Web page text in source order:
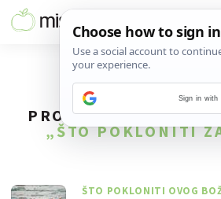
PRONAĐENO1
„ŠTO POKLONITI
ŠTO POKLONITI OVOG
Sign in with